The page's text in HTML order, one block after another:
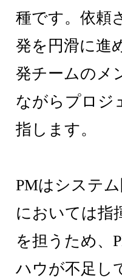
種です。依頼
発を円滑に進
発チームのメ
ながらプロジ
指します。
PMはシステ
においては指
を担うため、
ハウが不足し